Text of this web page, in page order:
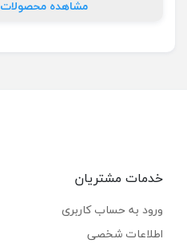
مشاهده محصولات
خدمات مشتریان
ورود به حساب کاربری
اطلاعات شخصی